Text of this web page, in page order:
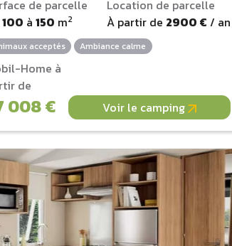
de parcelle
100 à150 m2
Location de parcelle
À partir de 2900 € / an
acceptés Ambiance calme
Home à
de
008 € Voir le camping